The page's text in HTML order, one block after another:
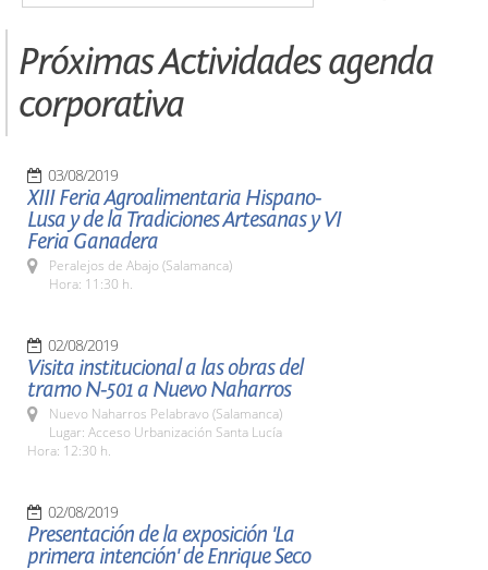
Próximas Actividades agenda
corporativa
03/08/2019
XIII Feria Agroalimentaria Hispano-
Lusa y de la Tradiciones Artesanas y VI
Feria Ganadera
Peralejos de Abajo (Salamanca)
Hora: 11:30 h.
02/08/2019
Visita institucional a las obras del
tramo N-501 a Nuevo Naharros
Nuevo Naharros Pelabravo (Salamanca)
Lugar: Acceso Urbanización Santa Lucía
Hora: 12:30 h.
02/08/2019
Presentación de la exposición 'La
primera intención' de Enrique Seco